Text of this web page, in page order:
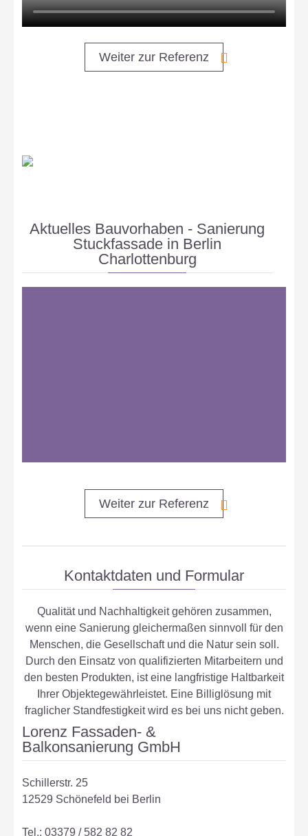
Weiter zur Referenz
Aktuelles Bauvorhaben - Sanierung
Stuckfassade in Berlin
Charlottenburg
Weiter zur Referenz
Kontaktdaten und Formular
Qualität und Nachhaltigkeit gehören zusammen,
wenn eine Sanierung gleichermaßen sinnvoll für den
Menschen, die Gesellschaft und die Natur sein soll.
Durch den Einsatz von qualifizierten Mitarbeitern und
den besten Produkten, ist eine langfristige Haltbarkeit
Ihrer Objektegewährleistet. Eine Billiglösung mit
fraglicher Standfestigkeit wird es bei uns nicht geben.
Lorenz Fassaden- &
Balkonsanierung GmbH
Schillerstr. 25
12529 Schönefeld bei Berlin
Tel.: 03379 / 582 82 82